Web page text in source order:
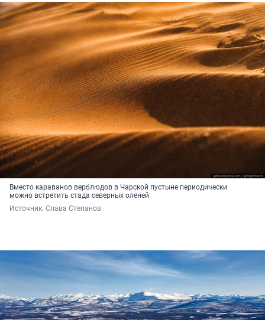
Вместо караванов верблюдов в Чарской пустыне периодически
можно встретить стада северных оленей
Источник: Слава Степанов